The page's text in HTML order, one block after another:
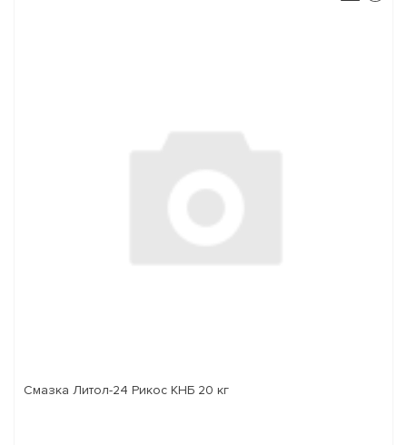
Смазка Литол-24 Рикос КНБ 20 кг